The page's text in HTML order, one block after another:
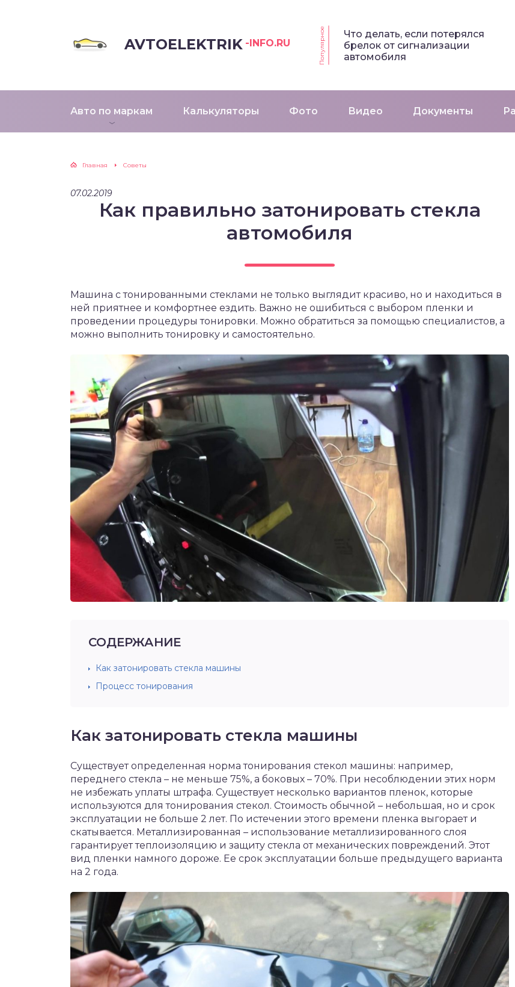
AVTOELEKTRIK -INFO.RU Популярное
Что делать, если потерялся
брелок от сигнализации
автомобиля
Авто по маркам Калькуляторы Фото Видео Документы
Главная Советы
07.02.2019
Как правильно затонировать стекла
автомобиля
Машина с тонированными стеклами не только выглядит красиво, но и находиться в
ней приятнее и комфортнее ездить. Важно не ошибиться с выбором пленки и
проведении процедуры тонировки. Можно обратиться за помощью специалистов, а
можно выполнить тонировку и самостоятельно.
СОДЕРЖАНИЕ
Как затонировать стекла машины
Процесс тонирования
Как затонировать стекла машины
Существует определенная норма тонирования стекол машины: например,
переднего стекла – не меньше 75%, а боковых – 70%. При несоблюдении этих норм
не избежать уплаты штрафа. Существует несколько вариантов пленок, которые
используются для тонирования стекол. Стоимость обычной – небольшая, но и срок
эксплуатации не больше 2 лет. По истечении этого времени пленка выгорает и
скатывается. Металлизированная – использование металлизированного слоя
гарантирует теплоизоляцию и защиту стекла от механических повреждений. Этот
вид пленки намного дороже. Ее срок эксплуатации больше предыдущего варианта
на 2 года.